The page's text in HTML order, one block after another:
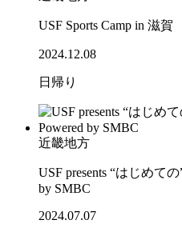
USF Sports Camp in 滋
2024.12.08
日帰り
近畿地方
USF presents “はじめて
by SMBC
2024.07.07